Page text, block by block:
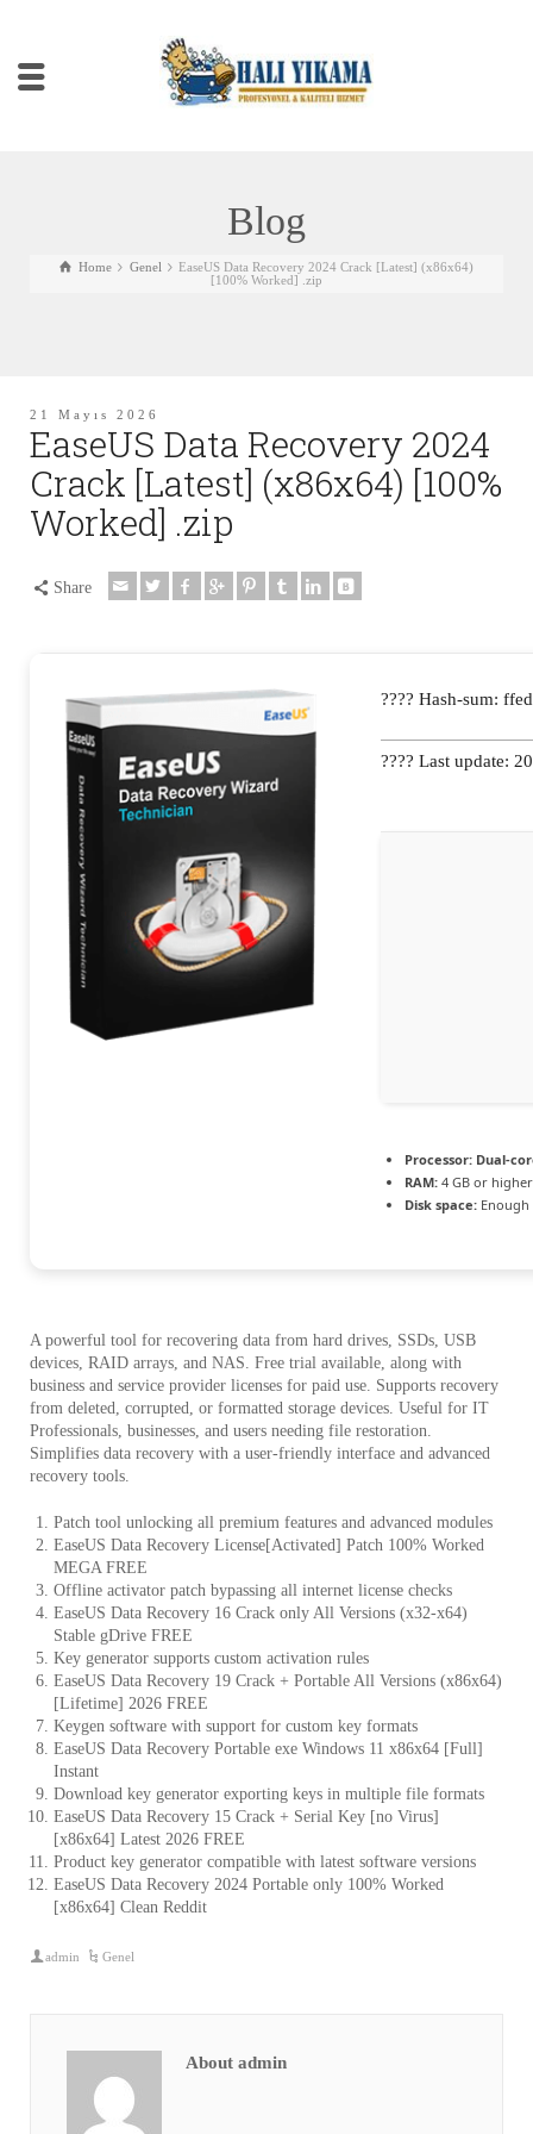
Blog
Home Genel
EaseUS Data Recovery 2024 Crack [Latest] (x86x64)
[100% Worked] .zip
21 Mayıs 2026
EaseUS Data Recovery 2024
Crack [Latest] (x86x64) [100%
Worked] .zip
Share
???? Hash-sum:
???? Last update:
Processor: Dual-
RAM: 4 GB or higher
Disk space:
A powerful tool for recovering data from hard drives, SSDs, USB
devices, RAID arrays, and NAS. Free trial available, along with
business and service provider licenses for paid use. Supports recovery
from deleted, corrupted, or formatted storage devices. Useful for IT
Professionals, businesses, and users needing file restoration.
Simplifies data recovery with a user-friendly interface and advanced
recovery tools.
Patch tool unlocking all premium features and advanced modules
EaseUS Data Recovery License[Activated] Patch 100% Worked
MEGA FREE
Offline activator patch bypassing all internet license checks
EaseUS Data Recovery 16 Crack only All Versions (x32-x64)
Stable gDrive FREE
Key generator supports custom activation rules
EaseUS Data Recovery 19 Crack + Portable All Versions (x86x64)
[Lifetime] 2026 FREE
Keygen software with support for custom key formats
EaseUS Data Recovery Portable exe Windows 11 x86x64 [Full]
Instant
Download key generator exporting keys in multiple file formats
EaseUS Data Recovery 15 Crack + Serial Key [no Virus]
[x86x64] Latest 2026 FREE
Product key generator compatible with latest software versions
EaseUS Data Recovery 2024 Portable only 100% Worked
[x86x64] Clean Reddit
admin Genel
About admin